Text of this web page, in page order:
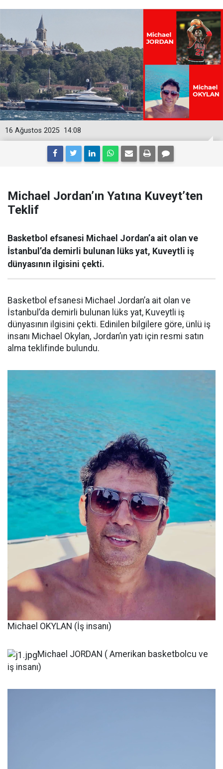
14:08
16 Ağustos 2025
Michael Jordan’ın Yatına Kuveyt’ten
Teklif
Basketbol efsanesi Michael Jordan’a ait olan ve
İstanbul’da demirli bulunan lüks yat, Kuveytli iş
dünyasının ilgisini çekti.
Basketbol efsanesi Michael Jordan’a ait olan ve
İstanbul’da demirli bulunan lüks yat, Kuveytli iş
dünyasının ilgisini çekti. Edinilen bilgilere göre, ünlü iş
insanı Michael Okylan, Jordan’ın yatı için resmi satın
alma teklifinde bulundu.
Michael OKYLAN (İş insanı)
Michael JORDAN ( Amerikan basketbolcu ve
iş insanı)